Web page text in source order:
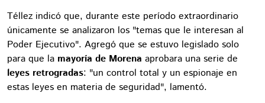
Téllez indicó que, durante este período extraordinario
únicamente se analizaron los "temas que le interesan al
Poder Ejecutivo". Agregó que se estuvo legislado solo
para que la mayoría de Morena aprobara una serie de
leyes retrogradas: "un control total y un espionaje en
estas leyes en materia de seguridad", lamentó.